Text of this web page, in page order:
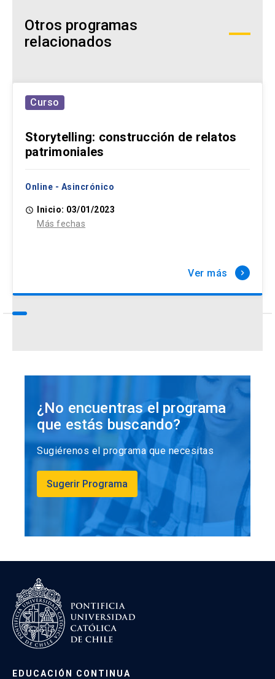
Otros programas
relacionados
Curso
Storytelling: construcción de relatos
patrimoniales
Online - Asincrónico
access_time
Inicio: 03/01/2023
Más fechas
Ver más keyboard_arrow_right
¿No encuentras el programa
que estás buscando?
Sugiérenos el programa que necesitas
Sugerir Programa
EDUCACIÓN CONTINUA